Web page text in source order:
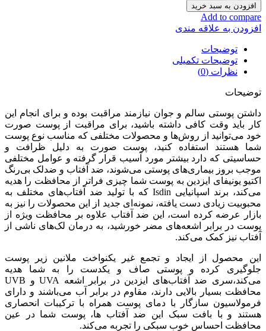
افزودن به سبد خرید
Add to compare
افزودن به علاقه مندی
توضیحات
توضیحات تکمیلی
نظرات (0)
توضیحات
داشتن پوستی سالم و جوان نیازمند مراقبت بوده و برای انجام این
کار باید وقت کافی داشته باشید، برای مراقبت از پوست صورت
خود می‌توانید از روش‌ها و محصولات مختلفی که مناسب نوع پوست
شما هستند استفاده کنید، پوست صورت به دلیل ظرافت و
حساسیتی که دارد بیشتر مورد آسیب قرار گرفته و عوامل مختلفی
موجب بروز بیماری‌های پوستی می‌شوند، ضد آفتاب و ضد‌لک بی‌رنگ
اکتیو یونیفای ایزدین به پوست شما چیزی فراتر از محافظت را هدیه
می‎‌کند، برند اسپانیایی Isdin که با تولید ضد آفتاب‎‌های مختلف به
محبوبیت زیادی دست یافته، نمونه‌‎ای جدید از این محصولات را نیز به
بازار عرضه کرده است، این ضد آفتاب علاوه بر محافظت ویژه از
پوست در برابر اشعه‌‎های مضر خورشید، به درمان لک‌های ناشی از
آفتاب نیز کمک می‎‌کند.
این محصول از ایجاد و تجمع غیر یکنواخت ملانین زیر پوست
جلوگیری کرده و پوستی صاف و یکدست را به شما هدیه
می‎‌کند،سری ضد آفتاب‌های ایزدین در برابر اشعه UVA و UVB
محافظت بسیار بالایی دارند، مقاوم در برابر آب می‌باشند و دارای
فرمولاسیون سازگار با دمای پوست همراه با ترکیبات انحصاری
هستند و با بافت سبک این ضد آفتاب ها، پوست شما در عین
محافظت احساس خوب سبکی را تجربه می‌کند.‌